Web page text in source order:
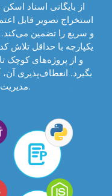
از بایگانی اسناد
و سریع را تضمین می‌کند.
یکپارچه با حداقل تلاش
و از پروژه‌های کوچک
بگیرد. انعطاف‌پذیری
مدیریت محتوا ایده‌آل می‌کند.